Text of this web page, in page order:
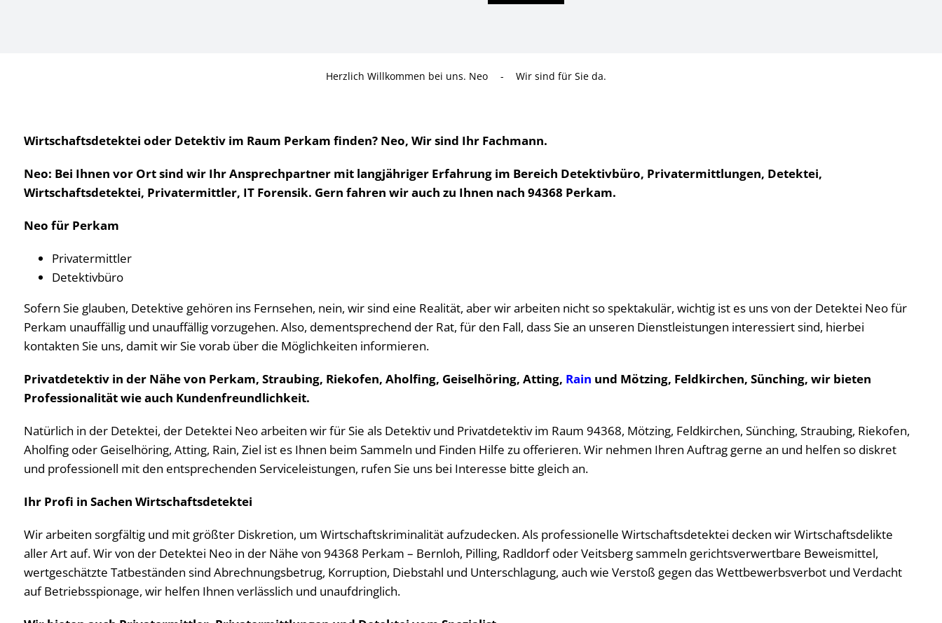
Herzlich Willkommen bei uns. Neo - Wir sind für Sie da.
Wirtschaftsdetektei oder Detektiv im Raum Perkam finden? Neo, Wir sind Ihr Fachmann.
Neo: Bei Ihnen vor Ort sind wir Ihr Ansprechpartner mit langjähriger Erfahrung im Bereich Detektivbüro, Privatermittlungen, Detektei,
Wirtschaftsdetektei, Privatermittler, IT Forensik. Gern fahren wir auch zu Ihnen nach 94368 Perkam.
Neo für Perkam
Privatermittler
Detektivbüro
Sofern Sie glauben, Detektive gehören ins Fernsehen, nein, wir sind eine Realität, aber wir arbeiten nicht so spektakulär, wichtig ist es uns von der Detektei Neo für
Perkam unauffällig und unauffällig vorzugehen. Also, dementsprechend der Rat, für den Fall, dass Sie an unseren Dienstleistungen interessiert sind, hierbei
kontakten Sie uns, damit wir Sie vorab über die Möglichkeiten informieren.
Privatdetektiv in der Nähe von Perkam, Straubing, Riekofen, Aholfing, Geiselhöring, Atting, Rain und Mötzing, Feldkirchen, Sünching, wir bieten
Professionalität wie auch Kundenfreundlichkeit.
Natürlich in der Detektei, der Detektei Neo arbeiten wir für Sie als Detektiv und Privatdetektiv im Raum 94368, Mötzing, Feldkirchen, Sünching, Straubing, Riekofen,
Aholfing oder Geiselhöring, Atting, Rain, Ziel ist es Ihnen beim Sammeln und Finden Hilfe zu offerieren. Wir nehmen Ihren Auftrag gerne an und helfen so diskret
und professionell mit den entsprechenden Serviceleistungen, rufen Sie uns bei Interesse bitte gleich an.
Ihr Profi in Sachen Wirtschaftsdetektei
Wir arbeiten sorgfältig und mit größter Diskretion, um Wirtschaftskriminalität aufzudecken. Als professionelle Wirtschaftsdetektei decken wir Wirtschaftsdelikte
aller Art auf. Wir von der Detektei Neo in der Nähe von 94368 Perkam – Bernloh, Pilling, Radldorf oder Veitsberg sammeln gerichtsverwertbare Beweismittel,
wertgeschätzte Tatbeständen sind Abrechnungsbetrug, Korruption, Diebstahl und Unterschlagung, auch wie Verstoß gegen das Wettbewerbsverbot und Verdacht
auf Betriebsspionage, wir helfen Ihnen verlässlich und unaufdringlich.